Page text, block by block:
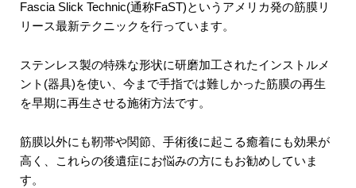
Fascia Slick Technic(通称FaST)というアメリカ発の筋膜リ
リース最新テクニックを行っています。
ステンレス製の特殊な形状に研磨加工されたインストルメ
ント(器具)を使い、今まで手指では難しかった筋膜の再生
を早期に再生させる施術方法です。
筋膜以外にも靭帯や関節、手術後に起こる癒着にも効果が
高く、これらの後遺症にお悩みの方にもお勧めしていま
す。